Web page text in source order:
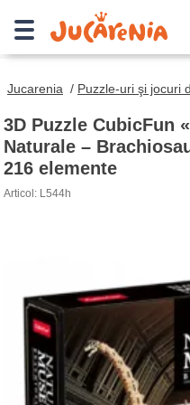
Jucarenia / Puzzle-uri şi jocuri
3D Puzzle CubicFun
Naturale –
216 elemente
Articol: L544h